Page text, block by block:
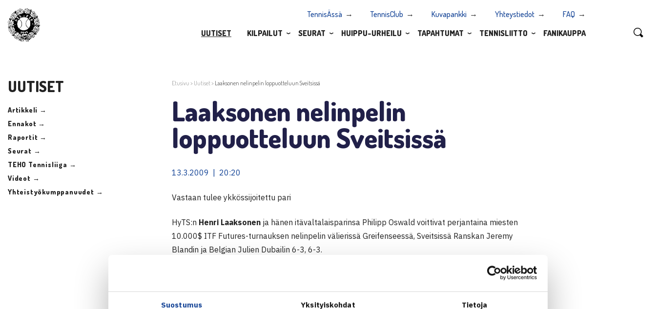
Suostumus Yksityiskohdat Tietoja
TennisÄssä TennisClub Kuvapankki Yhteystiedot
FAQ
UUTISET
KILPAILUT SEURAT HUIPPU-URHEILU TAPAHTUMAT TENNISLIITTO FANIKAUPPA
UUTISET
Artikkeli →
Ennakot →
Raportit →
Seurat →
TEHO Tennisliiga →
Videot →
Yhteistyökumppanuudet →
Etusivu > Uutiset> Laaksonen nelinpelin loppuotteluun Sveitsissä
Laaksonen nelinpelin
loppuotteluun Sveitsissä
13.3.2009 | 20:20
Vastaan tulee ykkössijoitettu pari
HyTS:n Henri Laaksonen ja hänen itävaltalaisparinsa Philipp Oswald voittivat perjantaina miesten
10.000$ ITF Futures-turnauksen nelinpelin välierissä Greifenseessä, Sveitsissä Ranskan Jeremy
Blandin ja Belgian Julien Dubailin 6-3, 6-3.
Miesten 10.000$ ITF Futures-turnaus